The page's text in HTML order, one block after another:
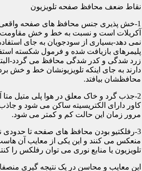
نقاط ضعف محافظ صفحه تلویزیون
1-خش پذیری جنس محافظ های صفحه واقعی
آکریلات است و نسبت به خط و خش مقاومت
نمی دهد-بسیاری از سودجویان به جای استفاده
پلیمرهای بازیافت شده و فرمول شکسته
زرد شدگی و کدر شدگی محافظ می گردد-
دارند به جای اینکه تلویزیونشان خط و خش
محافظشان بیافتد.
2-جذب گرد و خاک معلق در هوا پلی متیل متا
کاور دارای الکتریسیته ساکن می شود و
مرور زمان این حالت کم و کمتر می شود.
3-رفلکتیو بودن محافظ های صفحه تا حدودی
منعکس می کنند و این یکی از معایب آن
تلویزیون یا منابع نوری می توان رفلکس را
این معایب و محاسن در یک نتیجه گیری